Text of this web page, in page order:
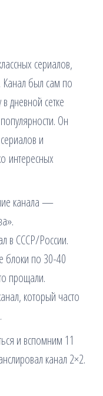
сериалов,
Канал был сам по
дневной сетке
Он
и
интересных
канала —
в СССР/России.
блоки по 30-40
прощали.
который часто
и вспомним 11
канал 2×2.